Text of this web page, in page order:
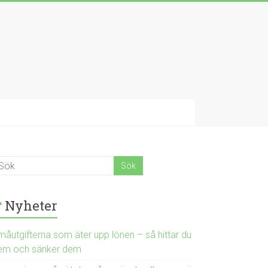
Nyheter
som äter upp lönen – så hittar du
och sänker dem